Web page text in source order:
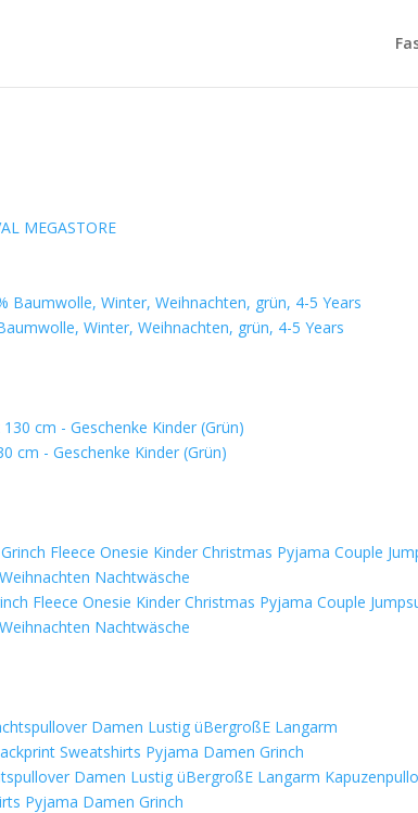
Winter, Weihnachten, grün, 4-5 Years
cm - Geschenke Kinder (Grün)
Fleece Onesie Kinder Christmas Pyjama Couple
Nachtwäsche
Damen Lustig üBergroßE Langarm
Pyjama Damen Grinch